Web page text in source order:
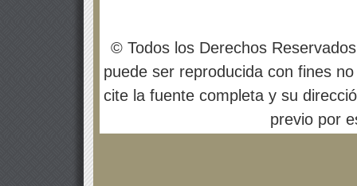
© Todos los Derechos
puede ser reproducida con fines
cite la fuente completa y su
previo por